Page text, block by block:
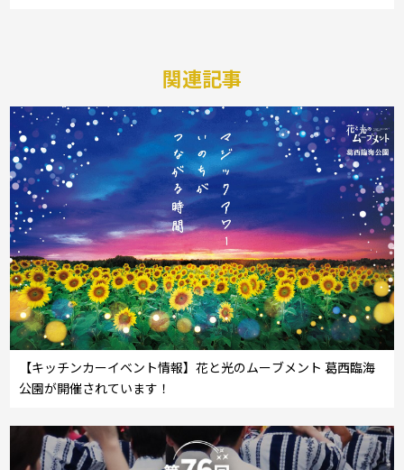
関連記事
【キッチンカーイベント情報】花と光のムーブメント 葛西臨海
公園が開催されています！